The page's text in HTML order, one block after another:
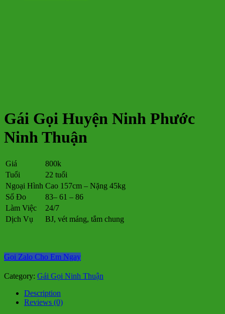
Gái Gọi Huyện Ninh Phước
Ninh Thuận
Giá
800k
Tuổi
22 tuổi
Ngoại Hình Cao 157cm – Nặng 45kg
Số Đo
83– 61 – 86
Làm Việc
24/7
Dịch Vụ
BJ, vét máng, tắm chung
Gọi Zalo Cho Em Ngay
Category: Gái Gọi Ninh Thuận
Description
Reviews (0)